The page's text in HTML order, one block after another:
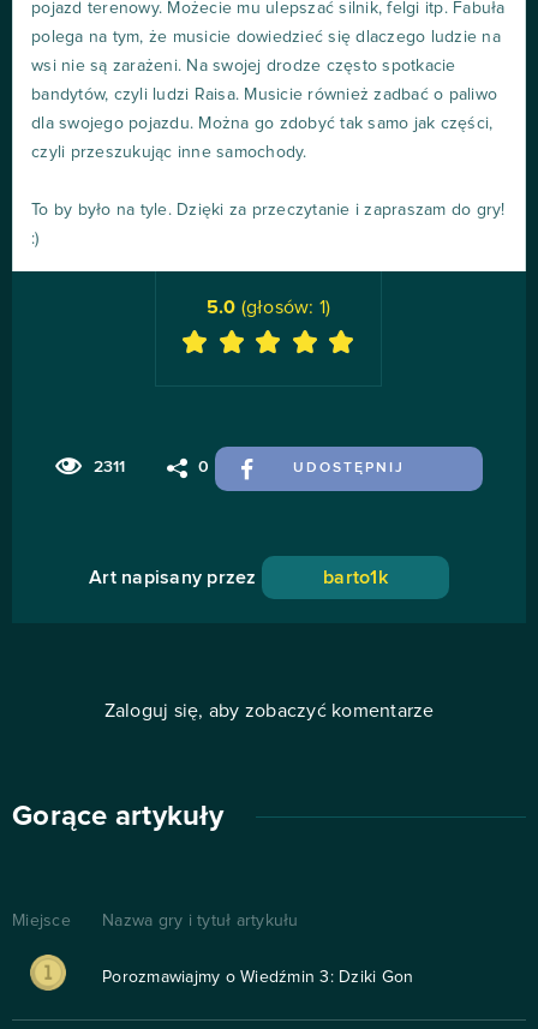
pojazd terenowy. Możecie mu ulepszać silnik, felgi itp. Fabuła
polega na tym, że musicie dowiedzieć się dlaczego ludzie na
wsi nie są zarażeni. Na swojej drodze często spotkacie
bandytów, czyli ludzi Raisa. Musicie również zadbać o paliwo
dla swojego pojazdu. Można go zdobyć tak samo jak części,
czyli przeszukując inne samochody.
To by było na tyle. Dzięki za przeczytanie i zapraszam do gry!
:)
2311 0 UDOSTĘPNIJ
5.0 (głosów: 1)
Art napisany przez barto1k
Zaloguj się, aby zobaczyć komentarze
Gorące artykuły
Miejsce Nazwa gry i tytuł artykułu
Porozmawiajmy o Wiedźmin 3: Dziki Gon